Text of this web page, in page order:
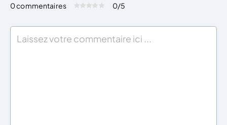
0 commentaires Évaluez cet article:
0/5